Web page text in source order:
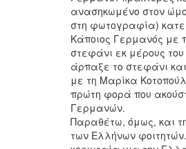
ανασηκωμένο στον ώμο
στη φωτογραφία)
Κάποιος Γερμανός με
στεφάνι εκ μέρους
άρπαξε το στεφάνι
με τη Μαρίκα
πρώτη φορά που
Γερμανών.
Παραθέτω, όμως, και
των Ελλήνων